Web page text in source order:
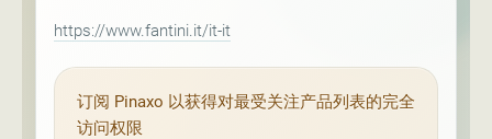
https://www.fantini.it/it-it
订阅 Pinaxo 以获得对最受关注产品列表的完全
访问权限